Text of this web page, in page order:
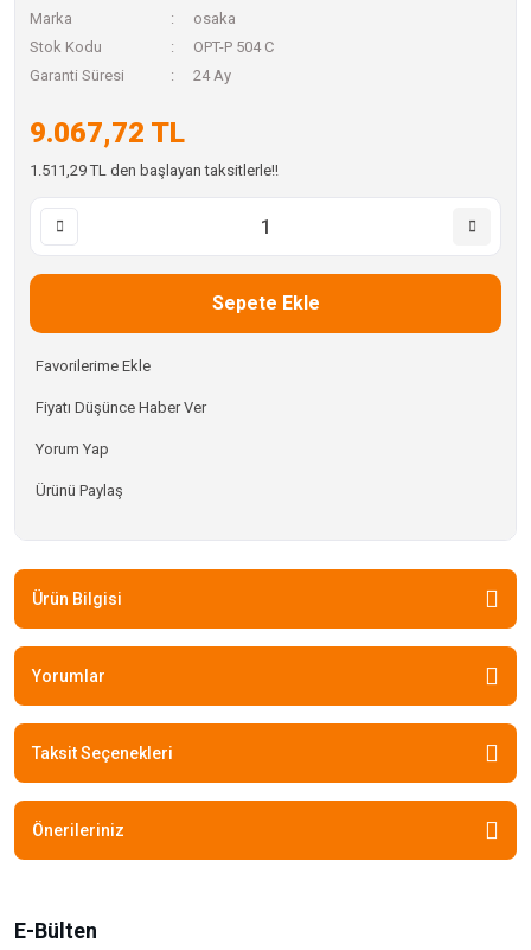
Marka
osaka
Stok Kodu
OPT-P 504 C
Garanti Süresi
24 Ay
9.067,72 TL
1.511,29 TL den başlayan taksitlerle!!
Sepete Ekle
Fiyatı Düşünce Haber Ver
Yorum Yap
Ürünü Paylaş
Ürün Bilgisi
Yorumlar
Taksit Seçenekleri
Önerileriniz
E-Bülten